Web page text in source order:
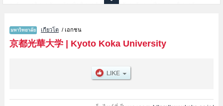
ระดับมหาวิทยาลัย・บัณฑิตวิทยาลัย・วิทยาลัยระดับอนุปริญญา・วิทยาลัย
ต่างชาติเช่นข้อมูลของแต่ละคณะ,ข้อมูลการสอบคัดเลือกเข้าศึกษาเช่นจำนวนคน
ที่รับสมัครหรือจำนวนคนที่ผ่านการสอบคัดเลือกเป็นต้น,แนะนำสถานที่,การเดิน
ทางเป็นต้นไว้ด้วยดังนั้นขอเชิญใช้บริการค้นหาข้อมูลตามอัธยาศัย
เกียวโต / เอกชน
京都光華大学| Kyoto Koka University